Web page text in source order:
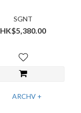
SGNT
HK$5,380.00